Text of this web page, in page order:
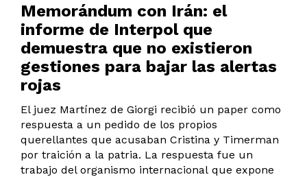
Memorándum con Irán: el
informe de Interpol que
demuestra que no existieron
gestiones para bajar las alertas
rojas
El juez Martínez de Giorgi recibió un paper como
respuesta a un pedido de los propios
querellantes que acusaban Cristina y Timerman
por traición a la patria. La respuesta fue un
trabajo del organismo internacional que expone